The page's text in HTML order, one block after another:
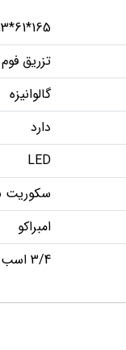
165*61*83 سانتی متر
تزریق
گالوانیزه
دارد
LED
سکوریت
امبراکو
3/4 اسب بخار